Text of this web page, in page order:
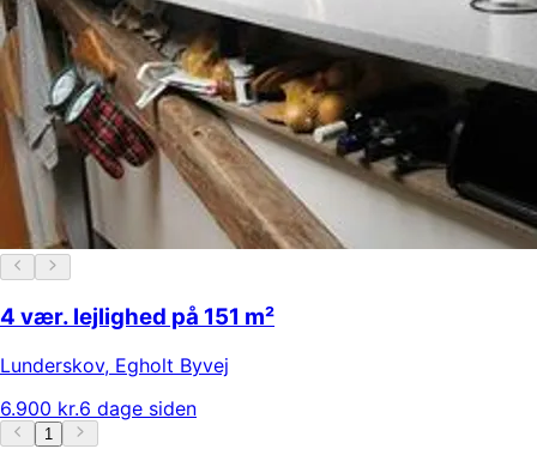
4 vær. lejlighed på 151 m²
Lunderskov, Egholt Byvej
6.900 kr.6 dage siden
1